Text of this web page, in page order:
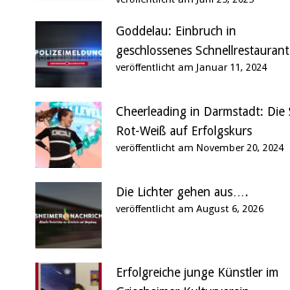
Goddelau: Einbruch in
geschlossenes Schnellrestaurant
veröffentlicht am Januar 11, 2024
Cheerleading in Darmstadt: Die
Rot-Weiß auf Erfolgskurs
veröffentlicht am November 20, 2024
Die Lichter gehen aus….
veröffentlicht am August 6, 2026
Erfolgreiche junge Künstler im